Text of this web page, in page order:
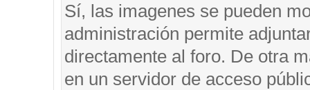
Sí, las imagenes se pueden
administración permite
directamente al foro. De otra
en un servidor de acceso